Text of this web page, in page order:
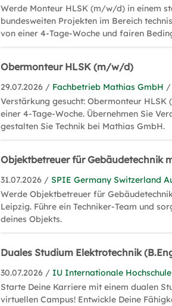
Werde Monteur HLSK (m/w/d) in einem
bundesweiten Projekten im Bereich
von einer 4-Tage-Woche und fairen
Obermonteur HLSK (m/w/d)
29.07.2026 / Fachbetrieb Mathias GmbH /
Verstärkung gesucht: Obermonteur
einer 4-Tage-Woche. Übernehmen Sie
gestalten Sie Technik bei Mathias GmbH.
Objektbetreuer für Gebäudetechnik
31.07.2026 /SPIE Germany Switzerland
Werde Objektbetreuer für
Leipzig. Führe ein Techniker-Team und
deines Objekts.
Duales Studium Elektrotechnik
30.07.2026 / IU Internationale
Starte Deine Karriere mit einem dualen
virtuellen Campus! Entwickle Deine